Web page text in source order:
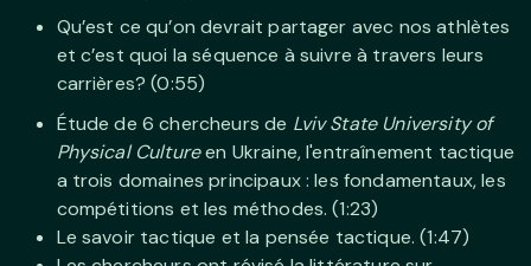
Qu’est ce qu’on devrait partager avec nos athlètes
et c’est quoi la séquence à suivre à travers leurs
carrières? (0:55)
Étude de 6 chercheurs de Lviv State University of
Physical Cultureen Ukraine, l'entraînement tactique
a trois domaines principaux : les fondamentaux, les
compétitions et les méthodes. (1:23)
Le savoir tactique et la pensée tactique. (1:47)